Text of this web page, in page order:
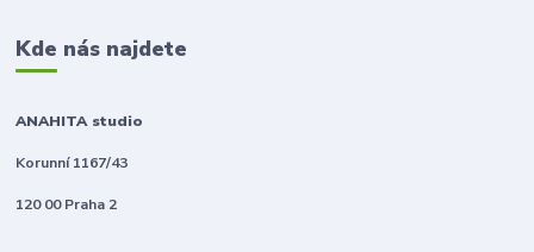
Kde nás najdete
ANAHITA studio
Korunní 1167/43
120 00 Praha 2